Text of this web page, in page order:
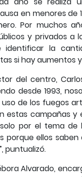
en menores de
Por muchos
y privados a
identificar la
si hay aumentos
del centro,
desde 1993,
de los fuegos
estas campañas
por el tema de
porque ellos
puntualizó.
Alvarado,